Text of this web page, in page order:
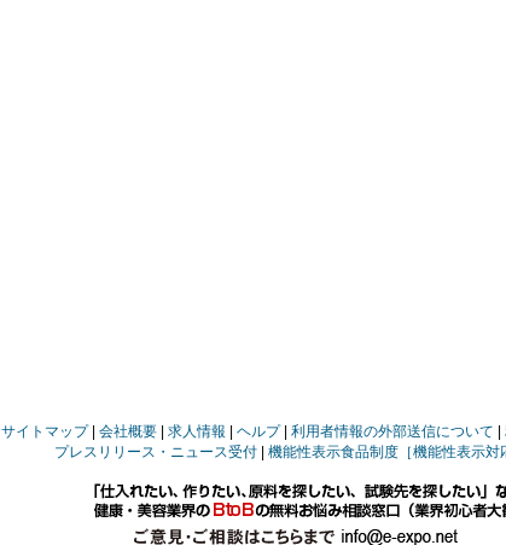
サイトマップ 会社概要 求人情報 ヘルプ 利用者情報の外部送信について
プレスリリース・ニュース受付
機能性表示食品制度［機能性表示対